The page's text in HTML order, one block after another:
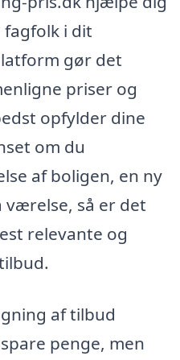
i dit
gør det
priser og
opfylder dine
om du
af boligen, en ny
værelse, så er det
relevante og
af tilbud
penge, men